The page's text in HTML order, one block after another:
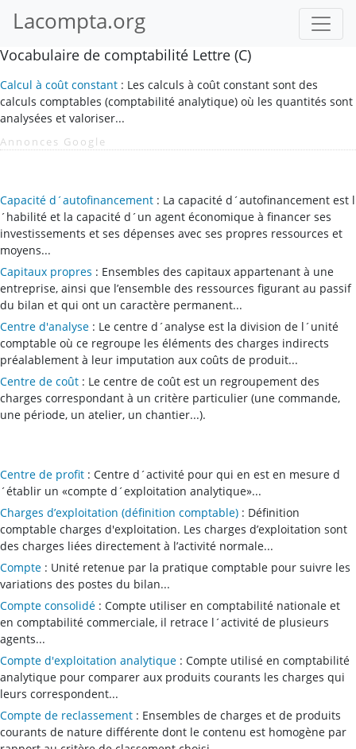
Lacompta.org
Vocabulaire de comptabilité Lettre (C)
Calcul à coût constant : Les calculs à coût constant sont des
calculs comptables (comptabilité analytique) où les quantités sont
analysées et valoriser...
Annonces Google
Capacité d´autofinancement : La capacité d´autofinancement est l
´habilité et la capacité d´un agent économique à financer ses
investissements et ses dépenses avec ses propres ressources et
moyens...
Capitaux propres : Ensembles des capitaux appartenant à une
entreprise, ainsi que l’ensemble des ressources figurant au passif
du bilan et qui ont un caractère permanent...
Centre d'analyse : Le centre d´analyse est la division de l´unité
comptable où ce regroupe les éléments des charges indirects
préalablement à leur imputation aux coûts de produit...
Centre de coût : Le centre de coût est un regroupement des
charges correspondant à un critère particulier (une commande,
une période, un atelier, un chantier...).
Centre de profit : Centre d´activité pour qui en est en mesure d
´établir un «compte d´exploitation analytique»...
Charges d’exploitation (définition comptable) : Définition
comptable charges d'exploitation. Les charges d’exploitation sont
des charges liées directement à l’activité normale...
Compte : Unité retenue par la pratique comptable pour suivre les
variations des postes du bilan...
Compte consolidé : Compte utiliser en comptabilité nationale et
en comptabilité commerciale, il retrace l´activité de plusieurs
agents...
Compte d'exploitation analytique : Compte utilisé en comptabilité
analytique pour comparer aux produits courants les charges qui
leurs correspondent...
Compte de reclassement : Ensembles de charges et de produits
courants de nature différente dont le contenu est homogène par